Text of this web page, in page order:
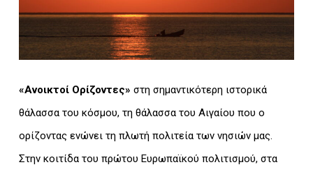
«Ανοικτοί Ορίζοντες» στη σημαντικότερη ιστορικά
θάλασσα του κόσμου, τη θάλασσα του Αιγαίου που ο
ορίζοντας ενώνει τη πλωτή πολιτεία των νησιών μας.
Στην κοιτίδα του πρώτου Ευρωπαϊκού πολιτισμού, στα